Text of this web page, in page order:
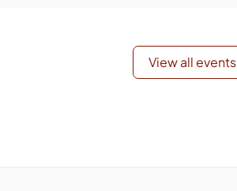
View all events